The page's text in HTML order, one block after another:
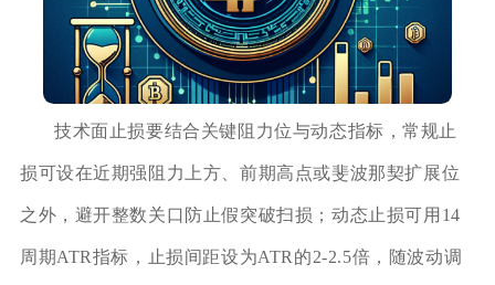
技术面止损要结合关键阻力位与动态指标，常规止
损可设在近期强阻力上方、前期高点或斐波那契扩展位
之外，避开整数关口防止假突破扫损；动态止损可用14
周期ATR指标，止损间距设为ATR的2-2.5倍，随波动调